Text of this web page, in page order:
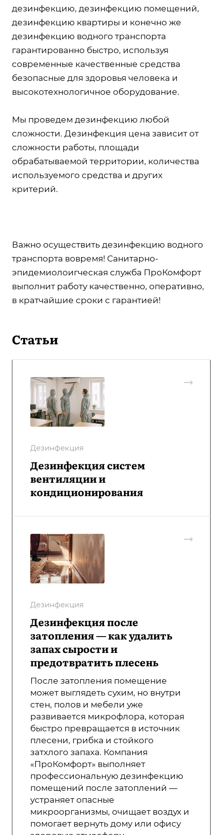
дезинфекцию, дезинфекцию помещений,
дезинфекцию квартиры и конечно же
дезинфекцию водного транспорта
гарантированно быстро, используя
современные качественные средства
безопасные для здоровья человека и
высокотехнологичное оборудование.
Мы проведем дезинфекцию любой
сложности. Дезинфекция цена зависит от
сложности работы, площади
обрабатываемой территории, количества
используемого средства и других
критерий.
Важно осуществить дезинфекцию водного
транспорта вовремя! Санитарно-
эпидемиолоигческая служба ПроКомфорт
выполнит работу качественно, оперативно,
в кратчайшие сроки с гарантией!
Статьи
Дезинфекция
Дезинфекция систем
вентиляции и
кондиционирования
Дезинфекция
Дезинфекция после
затопления — как удалить
запах сырости и
предотвратить плесень
После затопления помещение
может выглядеть сухим, но внутри
стен, полов и мебели уже
развивается микрофлора, которая
быстро превращается в источник
плесени, грибка и стойкого
затхлого запаха. Компания
«ПроКомфорт» выполняет
профессиональную дезинфекцию
помещений после затоплений —
устраняет опасные
микроорганизмы, очищает воздух и
помогает вернуть дому или офису